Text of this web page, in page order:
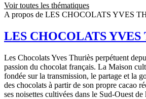
Voir toutes les thématiques
A propos de LES CHOCOLATS YVES
LES CHOCOLATS YVES
Les Chocolats Yves Thuriès perpétuent
passion du chocolat français. La Maison
fondée sur la transmission, le partage et la
des chocolats à partir de son propre cacao
ses noisettes cultivées dans le Sud-Ouest de